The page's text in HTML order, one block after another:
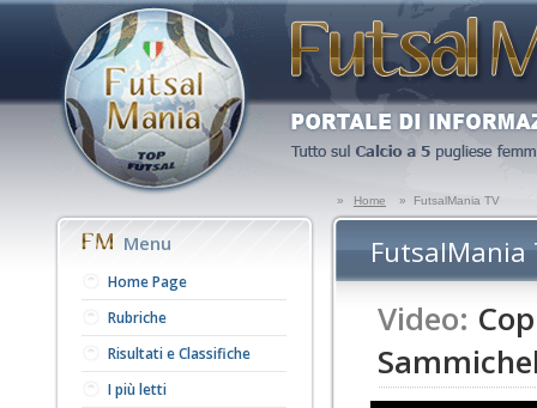
» Home » FutsalMania TV
Menu
Home Page
Rubriche
Risultati e Classifiche
I più letti
FutsalMania
Video: